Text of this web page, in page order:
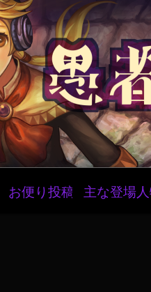
お便り投稿 主な登場